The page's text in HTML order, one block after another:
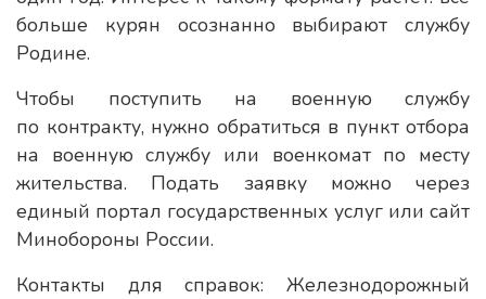
больше курян осознанно выбирают службу
Родине.
Чтобы поступить на военную службу
по контракту, нужно обратиться в пункт отбора
на военную службу или военкомат по месту
жительства. Подать заявку можно через
единый портал государственных услуг или сайт
Минобороны России.
Контакты для справок: Железнодорожный